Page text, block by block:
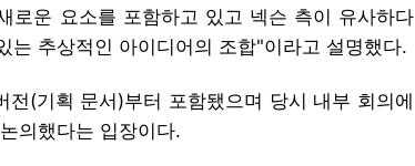
로운 요소를 포함하고 있고 넥슨 측이 유사하다
는 추상적인 아이디어의 조합"이라고 설명했다.
(기획 문서)부터 포함됐으며 당시 내부 회의에
의했다는 입장이다.